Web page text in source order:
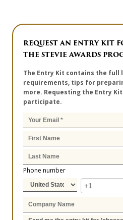
REQUEST AN ENTRY KIT
THE STEVIE AWARDS
The Entry Kit contains the
requirements, tips for
more. Requesting the Entry
participate.
Phone number